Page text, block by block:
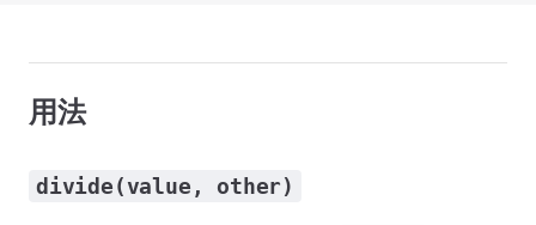
用法
divide(value, other)